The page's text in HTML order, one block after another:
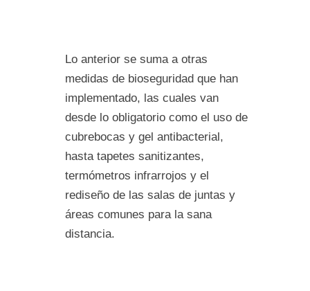
Lo anterior se suma a otras
medidas de bioseguridad que han
implementado, las cuales van
desde lo obligatorio como el uso de
cubrebocas y gel antibacterial,
hasta tapetes sanitizantes,
termómetros infrarrojos y el
rediseño de las salas de juntas y
áreas comunes para la sana
distancia.